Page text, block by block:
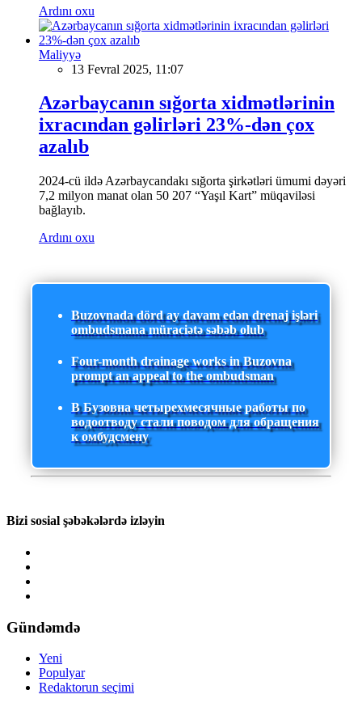
Ardını oxu
Maliyyə
13 Fevral 2025, 11:07
Azərbaycanın sığorta xidmətlərinin
ixracından gəlirləri 23%-dən çox
azalıb
2024-cü ildə Azərbaycandakı sığorta şirkətləri ümumi dəyəri
7,2 milyon manat olan 50 207 “Yaşıl Kart” müqaviləsi
bağlayıb.
Ardını oxu
Buzovnada dörd ay davam edən drenaj işləri
ombudsmana müraciətə səbəb olub
Four-month drainage works in Buzovna
prompt an appeal to the ombudsman
В Бузовна четырехмесячные работы по
водоотводу стали поводом для обращения
к омбудсмену
Bizi sosial şəbəkələrdə izləyin
Gündəmdə
Yeni
Populyar
Redaktorun seçimi